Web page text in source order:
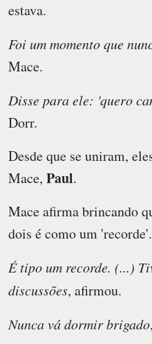
estava.
Foi um momento que
Mace.
Disse para ele: 'quero
Dorr.
Desde que se uniram,
Mace, Paul.
Mace afirma brincando
dois é como um 'recorde'.
É tipo um recorde. (...)
discussões, afirmou.
Nunca vá dormir brigado